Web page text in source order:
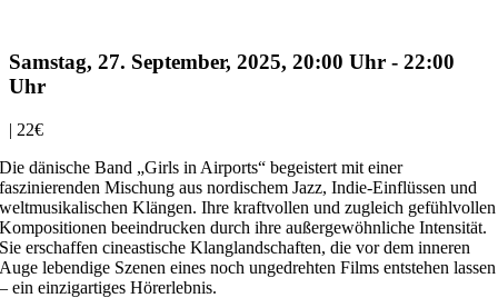
Samstag, 27. September, 2025, 20:00 Uhr - 22:00
Uhr
| 22€
Die dänische Band „Girls in Airports“ begeistert mit einer
faszinierenden Mischung aus nordischem Jazz, Indie-Einflüssen und
weltmusikalischen Klängen. Ihre kraftvollen und zugleich gefühlvollen
Kompositionen beeindrucken durch ihre außergewöhnliche Intensität.
Sie erschaffen cineastische Klanglandschaften, die vor dem inneren
Auge lebendige Szenen eines noch ungedrehten Films entstehen lassen
– ein einzigartiges Hörerlebnis.